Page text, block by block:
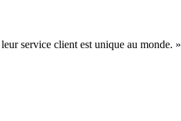
service client est unique au monde. »